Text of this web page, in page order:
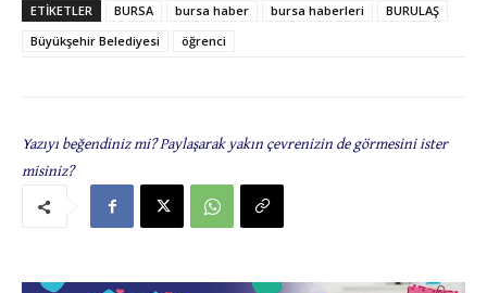
ETIKETLER BURSA bursa haber bursa haberleri
BURULAŞ
Büyükşehir Belediyesi
öğrenci
Yazıyı beğendiniz mi? Paylaşarak yakın çevrenizin de görmesini ister
misiniz?